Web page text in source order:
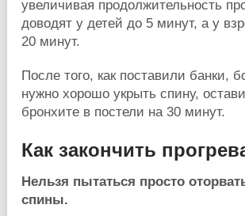
увеличивая продолжительность
доводят у детей до 5 минут, а у
20 минут.
После того, как поставили банки,
нужно хорошо укрыть спину,
бронхите в постели на 30 минут.
Как закончить
Нельзя пытаться просто
спины.